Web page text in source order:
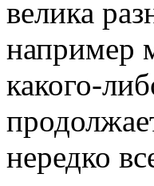
велика
например
какого-
нередко